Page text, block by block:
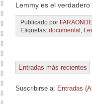
Lemmy es el verdadero
Publicado por
Etiquetas: documental ,
Entradas más recientes
Suscribirse a: Entradas